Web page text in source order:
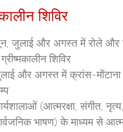
शिविर
जुलाई और अगस्त में रोले और
शिविर
और अगस्त में क्रांस-
(आत्मरक्षा, संगीत,
भाषण) के माध्यम से